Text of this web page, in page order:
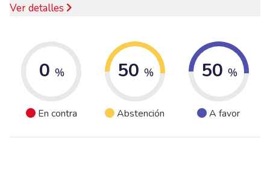
Ver detalles
0 %
En contra
50 %
Abstención
50 %
A favor